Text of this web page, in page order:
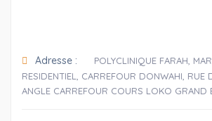
Adresse :
POLYCLINIQUE FARAH,
RESIDENTIEL, CARREFOUR DONWAHI, RUE
ANGLE CARREFOUR COURS LOKO GRAND